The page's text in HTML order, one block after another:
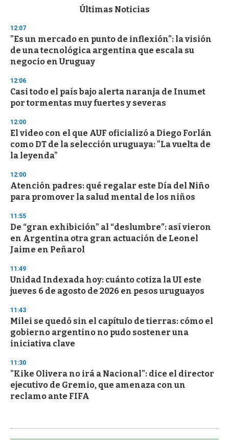
d
s
o
f
3
s
e
c
o
d
s
Últimas Noticias
12:07
"Es un mercado en punto de inflexión": la visión
de una tecnológica argentina que escala su
negocio en Uruguay
12:06
Casi todo el país bajo alerta naranja de Inumet
por tormentas muy fuertes y severas
12:00
El video con el que AUF oficializó a Diego Forlán
como DT de la selección uruguaya: "La vuelta de
la leyenda"
12:00
Atención padres: qué regalar este Día del Niño
para promover la salud mental de los niños
11:55
De “gran exhibición” al “deslumbre”: así vieron
en Argentina otra gran actuación de Leonel
Jaime en Peñarol
11:49
Unidad Indexada hoy: cuánto cotiza la UI este
jueves 6 de agosto de 2026 en pesos uruguayos
11:43
Milei se quedó sin el capítulo de tierras: cómo el
gobierno argentino no pudo sostener una
iniciativa clave
11:30
"Kike Olivera no irá a Nacional": dice el director
ejecutivo de Gremio, que amenaza con un
reclamo ante FIFA